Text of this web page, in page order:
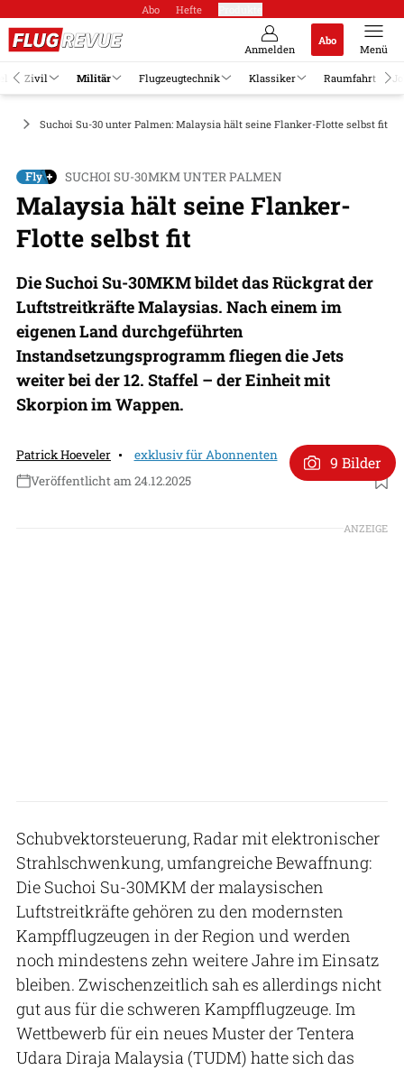
Abo Hefte
Anmelden
Abo
Menü
Zivil Militär Flugzeugtechnik Klassiker Raumfahrt
Suchoi Su-30 unter Palmen: Malaysia hält seine Flanker-Flotte selbst fit
SUCHOI SU-30MKM UNTER PALMEN
Malaysia hält seine Flanker-
Flotte selbst fit
Die Suchoi Su-30MKM bildet das Rückgrat der
Luftstreitkräfte Malaysias. Nach einem im
eigenen Land durchgeführten
Instandsetzungsprogramm fliegen die Jets
weiter bei der 12. Staffel – der Einheit mit
Skorpion im Wappen.
Patrick Hoeveler
exklusiv für Abonnenten
Veröffentlicht am 24.12.2025
Foto: Patrick Hoeveler
9 Bilder
ANZEIGE
Schubvektorsteuerung, Radar mit elektronischer
Strahlschwenkung, umfangreiche Bewaffnung:
Die Suchoi Su-30MKM der malaysischen
Luftstreitkräfte gehören zu den modernsten
Kampfflugzeugen in der Region und werden
noch mindestens zehn weitere Jahre im Einsatz
bleiben. Zwischenzeitlich sah es allerdings nicht
gut aus für die schweren Kampfflugzeuge. Im
Wettbewerb für ein neues Muster der Tentera
Udara Diraja Malaysia (TUDM) hatte sich das